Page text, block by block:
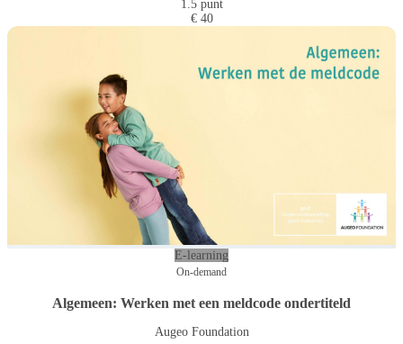
1.5 punt
€ 40
E-learning
On-demand
Algemeen: Werken met een meldcode ondertiteld
Augeo Foundation